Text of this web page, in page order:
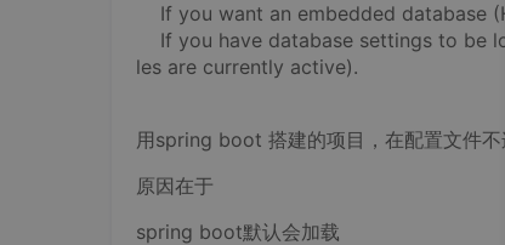
If you want an embedded database
If you have database settings to be
les are currently active).
用spring boot 搭建的项目，在配置文件不
原因在于
spring boot默认会加载